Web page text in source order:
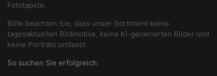
Fototapete.
Bitte beachten Sie, dass unser Sortiment keine
tagesaktuellen Bildmotive, keine KI-generierten Bilder und
keine Porträts umfasst.
So suchen Sie erfolgreich: